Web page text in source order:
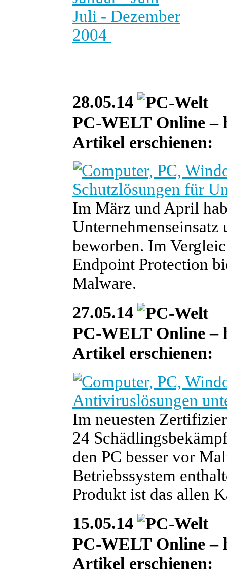
Juli - Dezember
2004
28.05.14
PC-WELT Online –
Artikel erschienen:
Schutzlösungen für
Im März und April
beworben. Im
Endpoint Protection
Malware.
27.05.14
PC-WELT Online –
Artikel erschienen:
Antiviruslösungen
Im neuesten
24
den PC besser vor
Betriebssystem
Produkt ist das allen
15.05.14
PC-WELT Online –
Artikel erschienen: